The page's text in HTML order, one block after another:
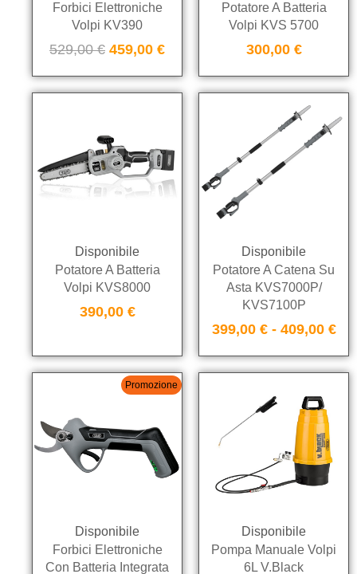
Forbici Elettroniche
Volpi KV390
529,00€ 459,00 €
Potatore A Batteria
Volpi KVS 5700
300,00 €
Disponibile
Potatore A Batteria
Volpi KVS8000
390,00 €
Disponibile
Potatore A Catena Su
Asta KVS7000P/
KVS7100P
399,00 € - 409,00 €
Promozione
Disponibile
Forbici Elettroniche
Con Batteria Integrata
Disponibile
Pompa Manuale Volpi
6L V.Black